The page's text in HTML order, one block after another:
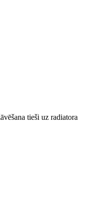
tieši uz radiatora